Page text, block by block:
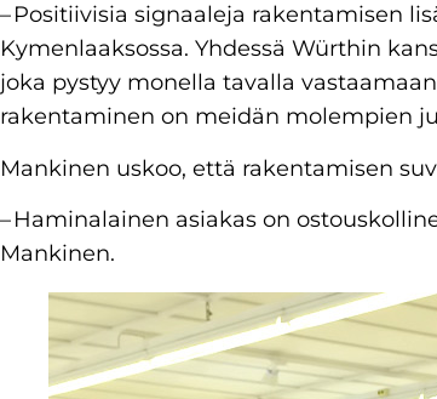
– Positiivisia signaaleja rakentamisen
Kymenlaaksossa. Yhdessä Würthin
joka pystyy monella tavalla
rakentaminen on meidän molempien
Mankinen uskoo, että rakentamisen
– Haminalainen asiakas on
Mankinen.